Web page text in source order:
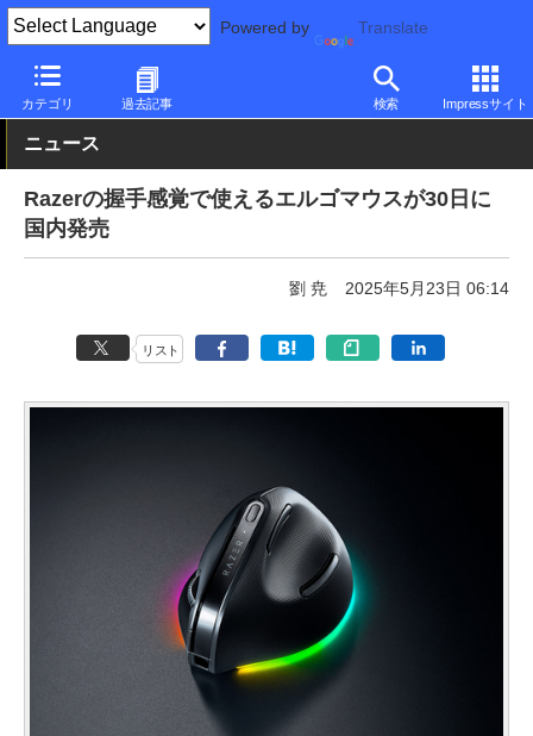
Powered by Translate
カテゴリ 過去記事 検索 Impressサイト
PC Watch 半導体/周辺機器
ニュース
Razerの握手感覚で使えるエルゴマウスが30日に
国内発売
劉 尭 2025年5月23日 06:14
リスト